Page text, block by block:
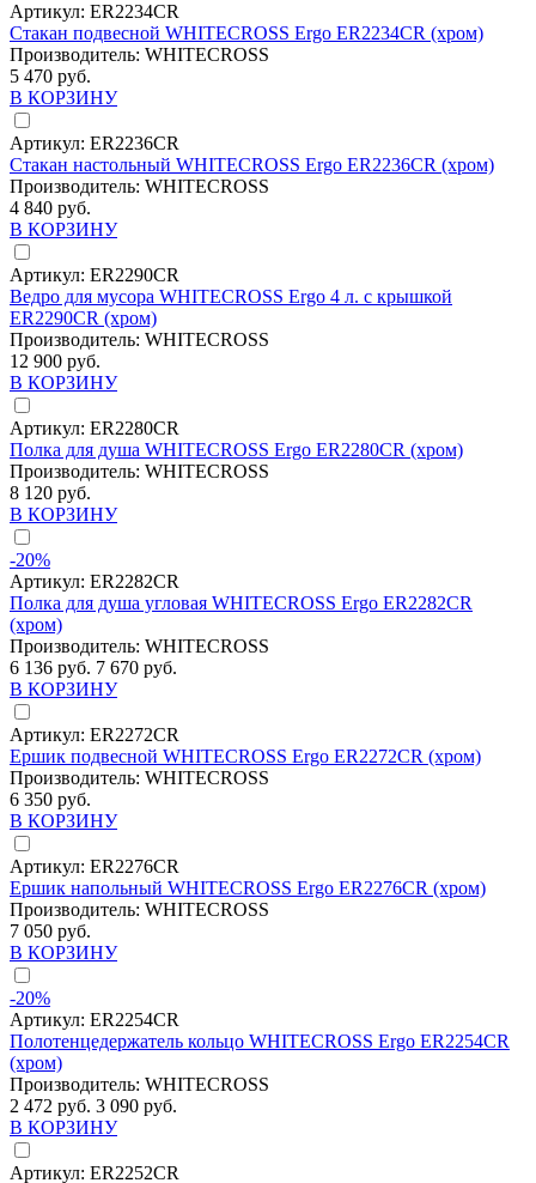
Артикул: ER2234CR
Стакан подвесной WHITECROSS Ergo ER2234CR (хром)
Производитель: WHITECROSS
5 470 руб.
В КОРЗИНУ
Артикул: ER2236CR
Стакан настольный WHITECROSS Ergo ER2236CR (хром)
Производитель: WHITECROSS
4 840 руб.
В КОРЗИНУ
Артикул: ER2290CR
Ведро для мусора WHITECROSS Ergo 4 л. с крышкой
ER2290CR (хром)
Производитель: WHITECROSS
12 900 руб.
В КОРЗИНУ
Артикул: ER2280CR
Полка для душа WHITECROSS Ergo ER2280CR (хром)
Производитель: WHITECROSS
8 120 руб.
В КОРЗИНУ
-20%
Артикул: ER2282CR
Полка для душа угловая WHITECROSS Ergo ER2282CR
(хром)
Производитель: WHITECROSS
6 136 руб. 7 670 руб.
В КОРЗИНУ
Артикул: ER2272CR
Ершик подвесной WHITECROSS Ergo ER2272CR (хром)
Производитель: WHITECROSS
6 350 руб.
В КОРЗИНУ
Артикул: ER2276CR
Ершик напольный WHITECROSS Ergo ER2276CR (хром)
Производитель: WHITECROSS
7 050 руб.
В КОРЗИНУ
-20%
Артикул: ER2254CR
Полотенцедержатель кольцо WHITECROSS Ergo ER2254CR
(хром)
Производитель: WHITECROSS
2 472 руб. 3 090 руб.
В КОРЗИНУ
Артикул: ER2252CR